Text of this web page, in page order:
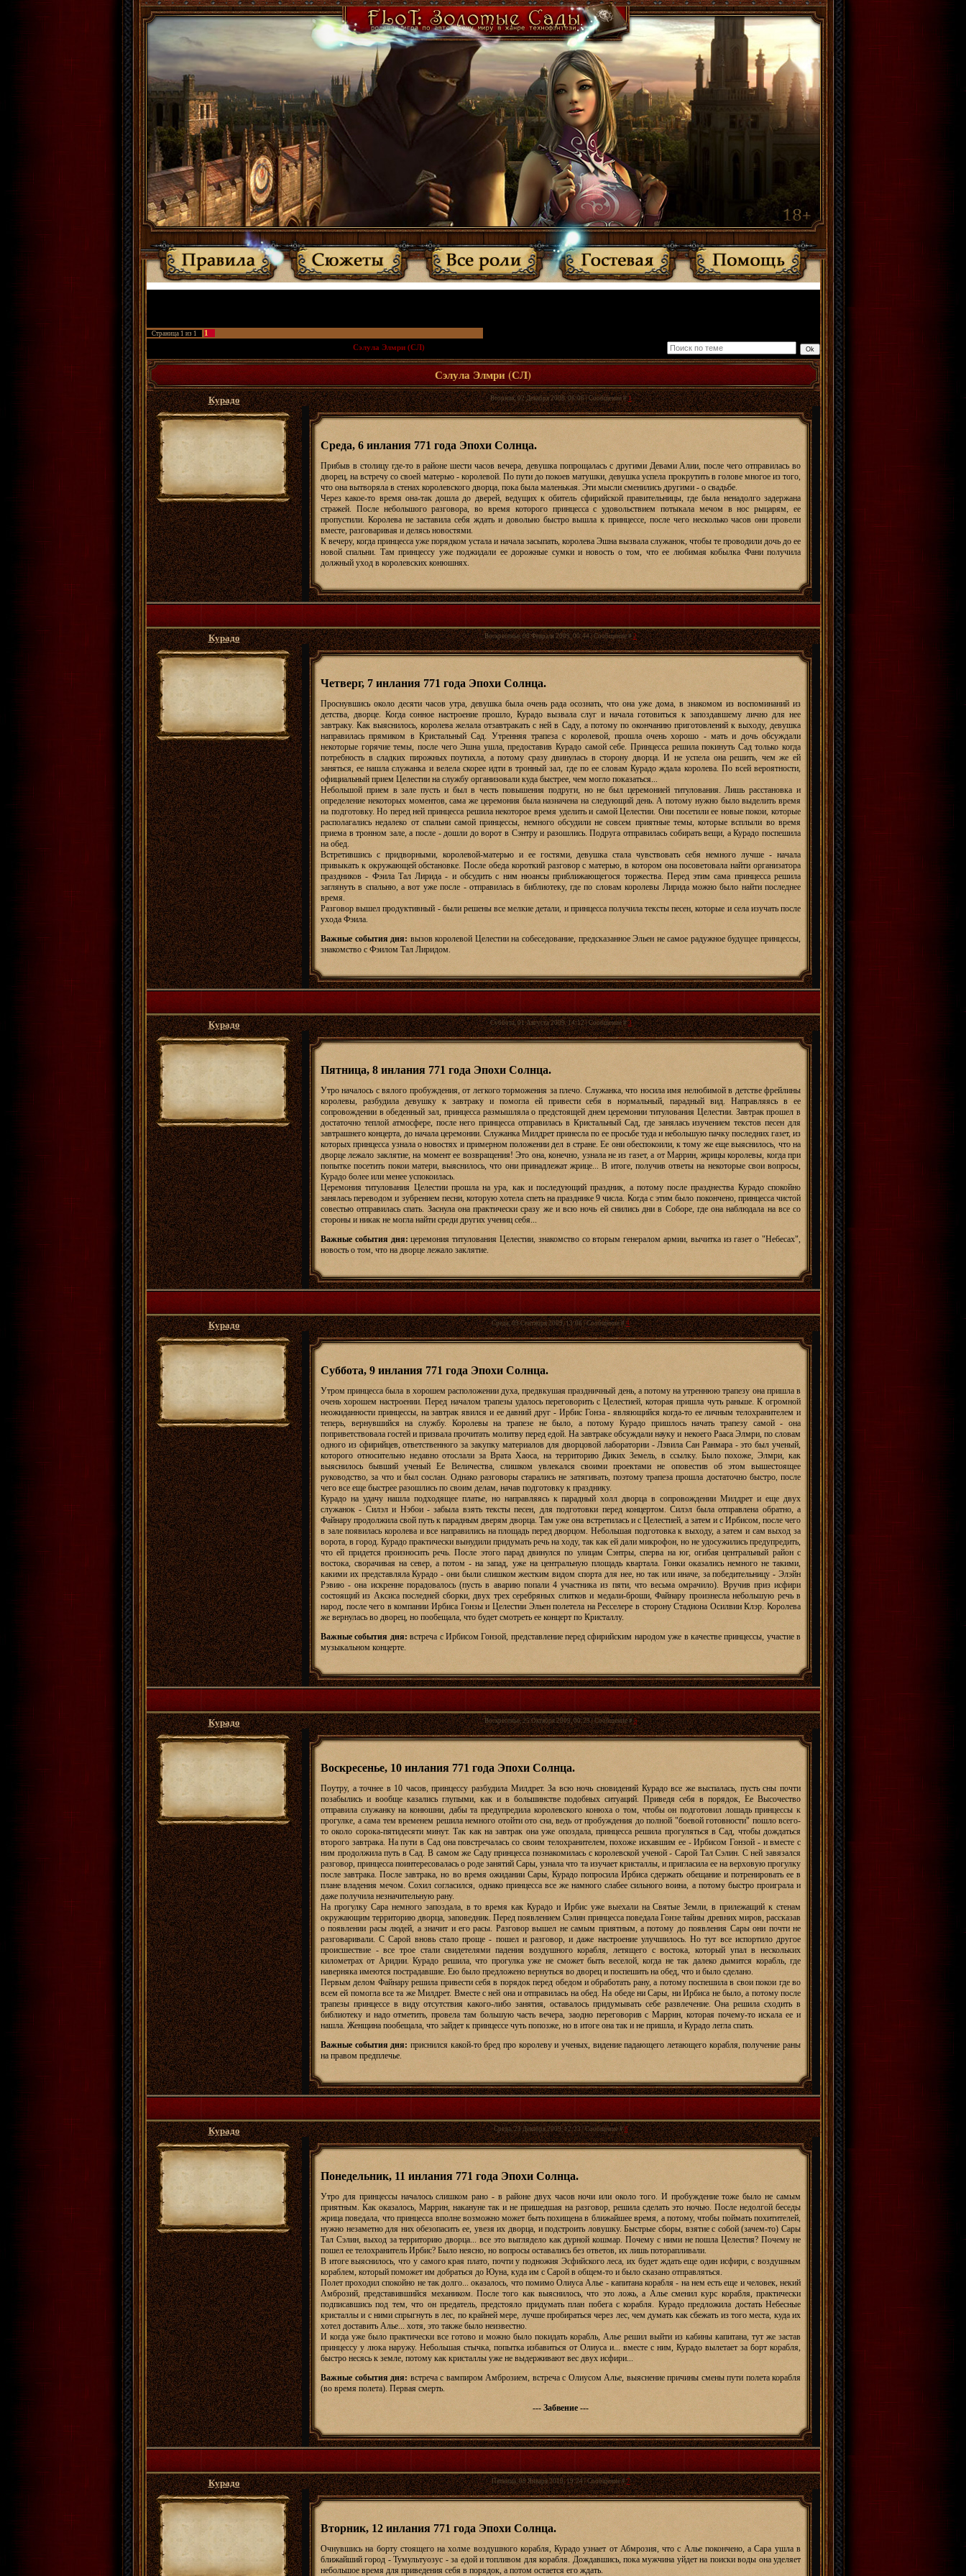
Страница 1 из 1
1
Сэлула Элмри (СЛ)
Сэлула Элмри (СЛ)
Курадо Вторник, 02 Декабря 2008, 06:06 | Сообщение #1
Среда, 6 инлания 771 года Эпохи Солнца.
Прибыв в столицу где-то в районе шести часов вечера, девушка попрощалась с другими Девами Алии, после чего отправилась во
дворец, на встречу со своей матерью - королевой. По пути до покоев матушки, девушка успела прокрутить в голове многое из того,
что она вытворяла в стенах королевского дворца, пока была маленькая. Эти мысли сменились другими - о свадьбе.
Через какое-то время она-так дошла до дверей, ведущих к обитель сфирийской правительницы, где была ненадолго задержана
стражей. После небольшого разговора, во время которого принцесса с удовольствием потыкала мечом в нос рыцарям, ее
пропустили. Королева не заставила себя ждать и довольно быстро вышла к принцессе, после чего несколько часов они провели
вместе, разговаривая и делясь новостями.
К вечеру, когда принцесса уже порядком устала и начала засыпать, королева Эшна вызвала служанок, чтобы те проводили дочь до ее
новой спальни. Там принцессу уже поджидали ее дорожные сумки и новость о том, что ее любимая кобылка Фани получила
должный уход в королевских конюшнях.
Курадо Воскресенье, 08 Февраля 2009, 00:44 | Сообщение #2
Четверг, 7 инлания 771 года Эпохи Солнца.
Проснувшись около десяти часов утра, девушка была очень рада осознать, что она уже дома, в знакомом из воспоминаний из
детства, дворце. Когда сонное настроение прошло, Курадо вызвала слуг и начала готовиться к запоздавшему лично для нее
завтраку. Как выяснилось, королева желала отзавтракать с ней в Саду, а потому по окончанию приготовлений к выходу, девушка
направилась прямиком в Кристальный Сад. Утренняя трапеза с королевой, прошла очень хорошо - мать и дочь обсуждали
некоторые горячие темы, после чего Эшна ушла, предоставив Курадо самой себе. Принцесса решила покинуть Сад только когда
потребность в сладких пирожных поутихла, а потому сразу двинулась в сторону дворца. И не успела она решить, чем же ей
заняться, ее нашла служанка и велела скорее идти в тронный зал, где по ее словам Курадо ждала королева. По всей вероятности,
официальный прием Целестии на службу организовали куда быстрее, чем могло показаться...
Небольшой прием в зале пусть и был в честь повышения подруги, но не был церемонией титулования. Лишь расстановка и
определение некоторых моментов, сама же церемония была назначена на следующий день. А потому нужно было выделить время
на подготовку. Но перед ней принцесса решила некоторое время уделить и самой Целестии. Они посетили ее новые покои, которые
располагались недалеко от спальни самой принцессы, немного обсудили не совсем приятные темы, которые всплыли во время
приема в тронном зале, а после - дошли до ворот в Сэнтру и разошлись. Подруга отправилась собирать вещи, а Курадо поспешила
на обед.
Встретившись с придворными, королевой-матерью и ее гостями, девушка стала чувствовать себя немного лучше - начала
привыкать к окружающей обстановке. После обеда короткий разговор с матерью, в котором она посоветовала найти организатора
праздников - Фэила Тал Лирида - и обсудить с ним нюансы приближающегося торжества. Перед этим сама принцесса решила
заглянуть в спальню, а вот уже после - отправилась в библиотеку, где по словам королевы Лирида можно было найти последнее
время.
Разговор вышел продуктивный - были решены все мелкие детали, и принцесса получила тексты песен, которые и села изучать после
ухода Фэила.
Важные события дня: вызов королевой Целестии на собеседование, предсказанное Эльен не самое радужное будущее принцессы,
знакомство с Фэилом Тал Лиридом.
Курадо Суббота, 01 Августа 2009, 14:12 | Сообщение #3
Пятница, 8 инлания 771 года Эпохи Солнца.
Утро началось с вялого пробуждения, от легкого торможения за плечо. Служанка, что носила имя нелюбимой в детстве фрейлины
королевы, разбудила девушку к завтраку и помогла ей привести себя в нормальный, парадный вид. Направляясь в ее
сопровождении в обеденный зал, принцесса размышляла о предстоящей днем церемонии титулования Целестии. Завтрак прошел в
достаточно теплой атмосфере, после него принцесса отправилась в Кристальный Сад, где занялась изучением текстов песен для
завтрашнего концерта, до начала церемонии. Служанка Милдрет принесла по ее просьбе туда и небольшую пачку последних газет, из
которых принцесса узнала о новостях и примерном положении дел в стране. Ее они обеспокоили, к тому же еще выяснилось, что на
дворце лежало заклятие, на момент ее возвращения! Это она, конечно, узнала не из газет, а от Маррин, жрицы королевы, когда при
попытке посетить покои матери, выяснилось, что они принадлежат жрице... В итоге, получив ответы на некоторые свои вопросы,
Курадо более или менее успокоилась.
Церемония титулования Целестии прошла на ура, как и последующий праздник, а потому после празднества Курадо спокойно
занялась переводом и зубрением песни, которую хотела спеть на празднике 9 числа. Когда с этим было покончено, принцесса чистой
совестью отправилась спать. Заснула она практически сразу же и всю ночь ей снились дни в Соборе, где она наблюдала на все со
стороны и никак не могла найти среди других учениц себя...
Важные события дня: церемония титулования Целестии, знакомство со вторым генералом армии, вычитка из газет о "Небесах",
новость о том, что на дворце лежало заклятие.
Курадо Среда, 09 Сентября 2009, 13:06 | Сообщение #4
Суббота, 9 инлания 771 года Эпохи Солнца.
Утром принцесса была в хорошем расположении духа, предвкушая праздничный день, а потому на утреннюю трапезу она пришла в
очень хорошем настроении. Перед началом трапезы удалось переговорить с Целестией, которая пришла чуть раньше. К огромной
неожиданности принцессы, на завтрак явился и ее давний друг - Ирбис Гонза - являющийся когда-то ее личным телохранителем и
теперь, вернувшийся на службу. Королевы на трапезе не было, а потому Курадо пришлось начать трапезу самой - она
поприветствовала гостей и призвала прочитать молитву перед едой. На завтраке обсуждали науку и некоего Рааса Элмри, по словам
одного из сфирийцев, ответственного за закупку материалов для дворцовой лаборатории - Лэвила Сан Ранмара - это был ученый,
которого относительно недавно отослали за Врата Хаоса, на территорию Диких Земель, в ссылку. Было похоже, Элмри, как
выяснилось бывший ученый Ее Величества, слишком увлекался своими проектами не оповестив об этом вышестоящее
руководство, за что и был сослан. Однако разговоры старались не затягивать, поэтому трапеза прошла достаточно быстро, после
чего все еще быстрее разошлись по своим делам, начав подготовку к празднику.
Курадо на удачу нашла подходящее платье, но направляясь к парадный холл дворца в сопровождении Милдрет и еще двух
служанок - Силэл и Нэбои - забыла взять тексты песен, для подготовки перед концертом. Силэл была отправлена обратно, а
Файнару продолжила свой путь к парадным дверям дворца. Там уже она встретилась и с Целестией, а затем и с Ирбисом, после чего
в зале появилась королева и все направились на площадь перед дворцом. Небольшая подготовка к выходу, а затем и сам выход за
ворота, в город. Курадо практически вынудили придумать речь на ходу, так как ей дали микрофон, но не удосужились предупредить,
что ей придется произносить речь. После этого парад двинулся по улицам Сэнтры, сперва на юг, огибая центральный район с
востока, сворачивая на север, а потом - на запад, уже на центральную площадь квартала. Гонки оказались немного не такими,
какими их представляла Курадо - они были слишком жестким видом спорта для нее, но так или иначе, за победительницу - Элэйн
Рэвию - она искренне порадовалось (пусть в аварию попали 4 участника из пяти, что весьма омрачило). Вручив приз исфири
состоящий из Аксиса последней сборки, двух трех серебряных слитков и медали-броши, Файнару произнесла небольшую речь в
народ, после чего в компании Ирбиса Гонзы и Целестии Эльен полетела на Ресселере в сторону Стадиона Осилвии Клэр. Королева
же вернулась во дворец, но пообещала, что будет смотреть ее концерт по Кристаллу.
Важные события дня: встреча с Ирбисом Гонзой, представление перед сфирийским народом уже в качестве принцессы, участие в
музыкальном концерте.
Курадо Воскресенье, 25 Октября 2009, 00:29 | Сообщение #5
Воскресенье, 10 инлания 771 года Эпохи Солнца.
Поутру, а точнее в 10 часов, принцессу разбудила Милдрет. За всю ночь сновидений Курадо все же выспалась, пусть сны почти
позабылись и вообще казались глупыми, как и в большинстве подобных ситуаций. Приведя себя в порядок, Ее Высочество
отправила служанку на конюшни, дабы та предупредила королевского конюха о том, чтобы он подготовил лошадь принцессы к
прогулке, а сама тем временем решила немного отойти ото сна, ведь от пробуждения до полной "боевой готовности" пошло всего-
то около сорока-пятидесяти минут. Так как на завтрак она уже опоздала, принцесса решила прогуляться в Сад, чтобы дождаться
второго завтрака. На пути в Сад она повстречалась со своим телохранителем, похоже искавшим ее - Ирбисом Гонзой - и вместе с
ним продолжила путь в Сад. В самом же Саду принцесса познакомилась с королевской ученой - Сарой Тал Сэлин. С ней завязался
разговор, принцесса поинтересовалась о роде занятий Сары, узнала что та изучает кристаллы, и пригласила ее на верховую прогулку
после завтрака. После завтрака, но во время ожидании Сары, Курадо попросила Ирбиса сдержать обещание и потренировать ее в
плане владения мечом. Сохил согласился, однако принцесса все же намного слабее сильного воина, а потому быстро проиграла и
даже получила незначительную рану.
На прогулку Сара немного запоздала, в то время как Курадо и Ирбис уже выехали на Святые Земли, в прилежащий к стенам
окружающим территорию дворца, заповедник. Перед появлением Сэлин принцесса поведала Гонзе тайны древних миров, рассказав
о появлении расы людей, а значит и его расы. Разговор вышел не самым приятным, а потому до появления Сары они почти не
разговаривали. С Сарой вновь стало проще - пошел и разговор, и даже настроение улучшилось. Но тут все испортило другое
происшествие - все трое стали свидетелями падения воздушного корабля, летящего с востока, который упал в нескольких
километрах от Аридии. Курадо решила, что прогулка уже не сможет быть веселой, когда не так далеко дымится корабль, где
наверняка имеются пострадавшие. Ею было предложено вернуться во дворец и поспешить на обед, что и было сделано.
Первым делом Файнару решила привести себя в порядок перед обедом и обработать рану, а потому поспешила в свои покои где во
всем ей помогла все та же Милдрет. Вместе с ней она и отправилась на обед. На обеде ни Сары, ни Ирбиса не было, а потому после
трапезы принцессе в виду отсутствия какого-либо занятия, оставалось придумывать себе развлечение. Она решила сходить в
библиотеку и надо отметить, провела там большую часть вечера, заодно переговорив с Маррин, которая почему-то искала ее и
нашла. Женщина пообещала, что зайдет к принцессе чуть попозже, но в итоге она так и не пришла, и Курадо легла спать.
Важные события дня: приснился какой-то бред про королеву и ученых, видение падающего летающего корабля, получение раны
на правом предплечье.
Курадо Среда, 23 Декабря 2009, 12:23 | Сообщение #6
Понедельник, 11 инлания 771 года Эпохи Солнца.
Утро для принцессы началось слишком рано - в районе двух часов ночи или около того. И пробуждение тоже было не самым
приятным. Как оказалось, Маррин, накануне так и не пришедшая на разговор, решила сделать это ночью. После недолгой беседы
жрица поведала, что принцесса вполне возможно может быть похищена в ближайшее время, а потому, чтобы поймать похитителей,
нужно незаметно для них обезопасить ее, увезя их дворца, и подстроить ловушку. Быстрые сборы, взятие с собой (зачем-то) Сары
Тал Сэлин, выход за территорию дворца... все это выглядело как дурной кошмар. Почему с ними не пошла Целестия? Почему не
пошел ее телохранитель Ирбис? Было неясно, но вопросы оставались без ответов, их лишь поторапливали.
В итоге выяснилось, что у самого края плато, почти у подножия Эсфийского леса, их будет ждать еще один исфири, с воздушным
кораблем, который поможет им добраться до Юуна, куда им с Сарой в общем-то и было сказано отправляться.
Полет проходил спокойно не так долго... оказалось, что помимо Олиуса Алье - капитана корабля - на нем есть еще и человек, некий
Амброзий, представившийся механиком. После того как выяснилось, что это ложь, а Алье сменил курс корабля, практически
подписавшись под тем, что он предатель, предстояло придумать план побега с корабля. Курадо предложила достать Небесные
кристаллы и с ними спрыгнуть в лес, по крайней мере, лучше пробираться через лес, чем думать как сбежать из того места, куда их
хотел доставить Алье... хотя, это также было неизвестно.
И когда уже было практически все готово и можно было покидать корабль, Алье решил выйти из кабины капитана, тут же застав
принцессу у люка наружу. Небольшая стычка, попытка избавиться от Олиуса и... вместе с ним, Курадо вылетает за борт корабля,
быстро несясь к земле, потому как кристаллы уже не выдерживают вес двух исфири...
Важные события дня: встреча с вампиром Амброзием, встреча с Олиусом Алье, выяснение причины смены пути полета корабля
(во время полета). Первая смерть.
--- Забвение ---
Курадо Пятница, 08 Января 2010, 19:24 | Сообщение #7
Вторник, 12 инлания 771 года Эпохи Солнца.
Очнувшись на борту стоящего на холме воздушного корабля, Курадо узнает от Абмрозия, что с Алье покончено, а Сара ушла в
ближайший город - Тумультуозус - за едой и топливом для корабля. Дождавшись, пока мужчина уйдет на поиски воды она уделяет
небольшое время для приведения себя в порядок, а потом остается его ждать.